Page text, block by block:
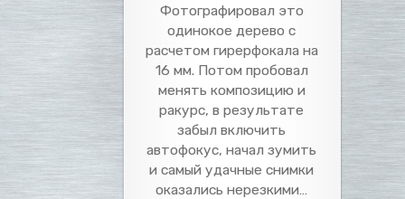
Фотографировал это
одинокое дерево с
расчетом гирерфокала на
16 мм. Потом пробовал
менять композицию и
ракурс, в результате
забыл включить
автофокус, начал зумить
и самый удачные снимки
оказались нерезкими…